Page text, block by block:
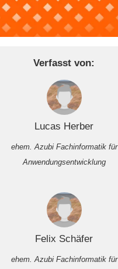
Verfasst von:
Lucas Herber
ehem. Azubi Fachinformatik für
Anwendungsentwicklung
Felix Schäfer
ehem. Azubi Fachinformatik für